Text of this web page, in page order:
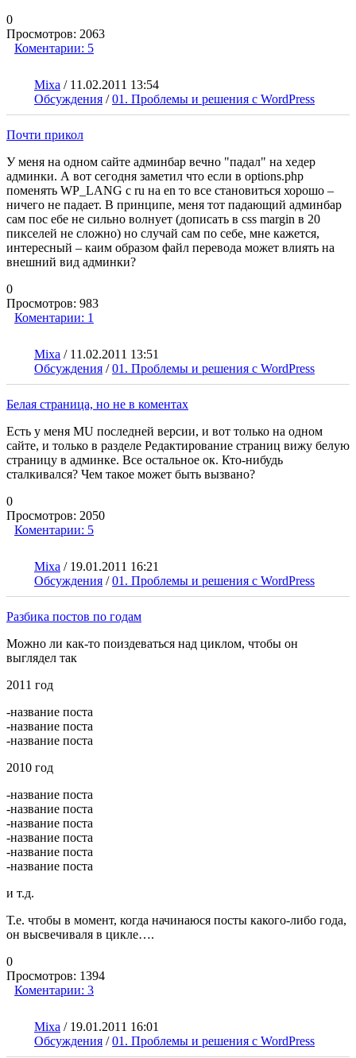
0
Просмотров: 2063
Коментарии: 5
Mixa / 11.02.2011 13:54
Обсуждения /01. Проблемы и решения с WordPress
Почти прикол
У меня на одном сайте админбар вечно "падал" на хедер
админки. А вот сегодня заметил что если в options.php
поменять WP_LANG с ru на en то все становиться хорошо –
ничего не падает. В принципе, меня тот падающий админбар
сам пос ебе не сильно волнует (дописать в css margin в 20
пикселей не сложно) но случай сам по себе, мне кажется,
интересный – каим образом файл перевода может влиять на
внешний вид админки?
0
Просмотров: 983
Коментарии: 1
Mixa / 11.02.2011 13:51
Обсуждения /01. Проблемы и решения с WordPress
Белая страница, но не в коментах
Есть у меня MU последней версии, и вот только на одном
сайте, и только в разделе Редактирование страниц вижу белую
страницу в админке. Все остальное ок. Кто-нибудь
сталкивался? Чем такое может быть вызвано?
0
Просмотров: 2050
Коментарии: 5
Mixa / 19.01.2011 16:21
Обсуждения /01. Проблемы и решения с WordPress
Разбика постов по годам
Можно ли как-то поиздеваться над циклом, чтобы он
выглядел так
2011 год
-название поста
-название поста
-название поста
2010 год
-название поста
-название поста
-название поста
-название поста
-название поста
-название поста
и т.д.
Т.е. чтобы в момент, когда начинаюся посты какого-либо года,
он высвечиваля в цикле….
0
Просмотров: 1394
Коментарии: 3
Mixa / 19.01.2011 16:01
Обсуждения /01. Проблемы и решения с WordPress